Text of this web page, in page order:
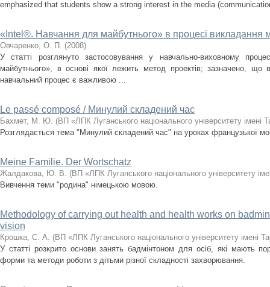
emphasized that students show a strong interest in the media
«Intеl®. Навчання для майбутнього» в процесі викладання
Овчаренко, О. П. (2008)
У статті розглянуто застосовування у навчально-виховному
майбутнього», в основі якої лежить метод проектів; зазначено, що
навчальний процес є важливою ...
Le passé composé / Минулий складений час
Бахмет, М. Ю. (ВП «ЛПК Луганського національного університету імені
Розглядається тема "Минулий складений час" на уроках французької
Meine Familie. Der Wortschatz
Жалдакова, Ю. В. (ВП «ЛПК Луганського національного університету
Вивчення теми "родина" німецькою мовою.
Methodology of carrying out health and health works on
vision
Крошка, С. А. (ВП «ЛПК Луганського національного університету імені
У статті розкрито основи занять бадмінтоном для осіб, які мають
форми та методи роботи з дітьми різної складності захворювання.